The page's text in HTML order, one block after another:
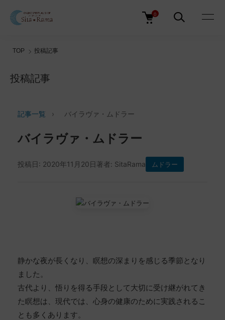
0
TOP 投稿記事
投稿記事
記事一覧 › バイラヴァ・ムドラー
バイラヴァ・ムドラー
投稿日: 2020年11月20日著者: SitaRama ムドラー
静かな夜が長くなり、瞑想の深まりを感じる季節となり
ました。
古代より、悟りを得る手段として大切に受け継がれてき
た瞑想は、現代では、心身の健康のために実践されるこ
とも多くあります。